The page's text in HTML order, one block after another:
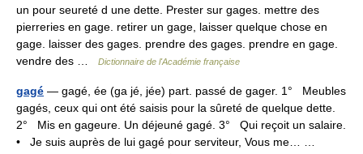
un pour seureté d une dette. Prester sur gages. mettre des
pierreries en gage. retirer un gage, laisser quelque chose en
gage. laisser des gages. prendre des gages. prendre en gage.
vendre des …
Dictionnaire de l'Académie française
gagé — gagé, ée (ga jé, jée) part. passé de gager. 1° Meubles
gagés, ceux qui ont été saisis pour la sûreté de quelque dette.
2° Mis en gageure. Un déjeuné gagé. 3° Qui reçoit un salaire.
• Je suis auprès de lui gagé pour serviteur, Vous me… …